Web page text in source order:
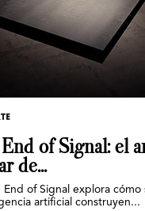
of Signal: el
de...
End of Signal explora cómo
artificial construyen...